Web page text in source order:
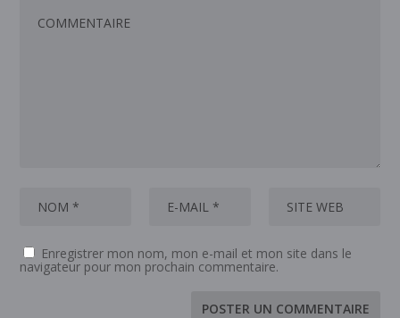
Enregistrer mon nom, mon e-mail et mon site dans le
navigateur pour mon prochain commentaire.